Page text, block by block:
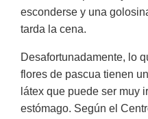
esconderse y una
tarda la cena.
Desafortunadamente, lo
flores de pascua tienen
látex que puede ser muy
estómago. Según el